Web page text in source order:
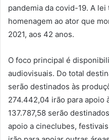
pandemia da covid-19. A
homenagem ao ator que
2021, aos 42 anos.
O foco principal é
audiovisuais. Do total
serão destinados às
274.442,04 irão para apoio
137.787,58 serão
apoio a cineclubes,